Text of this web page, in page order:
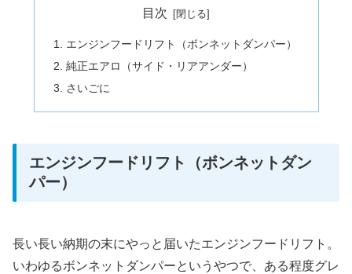
目次
エンジンフードリフト（ボンネットダンパー）
純正エアロ（サイド・リアアンダー）
さいごに
エンジンフードリフト（ボンネットダン
パー）
長い長い納期の末にやっと届いたエンジンフードリフト。
いわゆるボンネットダンパーというやつで、ある程度グレ